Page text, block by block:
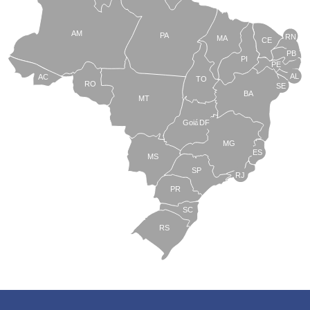
TO
BA
SE
PE
AL
RN
CE
PI
MA
PA
AM
AC
RO
MT
MS
Goiás
PR
SC
RS
SP
MG
RJ
ES
DF
PB